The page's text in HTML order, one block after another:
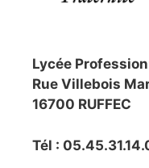
Lycée
Rue Villebois
16700 RUFFEC
Tél :